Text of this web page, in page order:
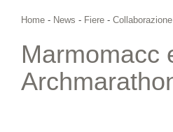
Home - News - Fiere -
Marmomacc